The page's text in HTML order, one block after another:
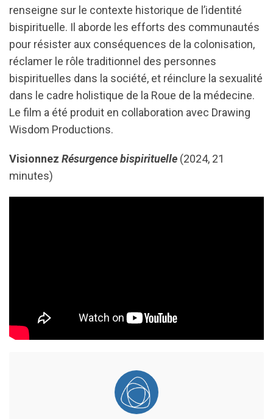
renseigne sur le contexte historique de l’identité
bispirituelle. Il aborde les efforts des communautés
pour résister aux conséquences de la colonisation,
réclamer le rôle traditionnel des personnes
bispirituelles dans la société, et réinclure la sexualité
dans le cadre holistique de la Roue de la médecine.
Le film a été produit en collaboration avec Drawing
Wisdom Productions.
Visionnez Résurgence bispirituelle (2024, 21
minutes)